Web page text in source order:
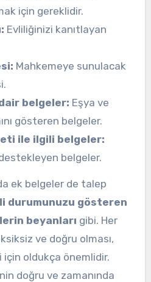
için gereklidir.
Evliliğinizi kanıtlayan
Mahkemeye sunulacak
dair belgeler: Eşya ve
gösteren belgeler.
ile ilgili belgeler:
belgeler.
ek belgeler de talep
durumunuzu gösteren
beyanları gibi. Her
ve doğru olması,
için oldukça önemlidir.
doğru ve zamanında